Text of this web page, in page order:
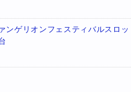
ンゲリオンフェスティバルスロッ